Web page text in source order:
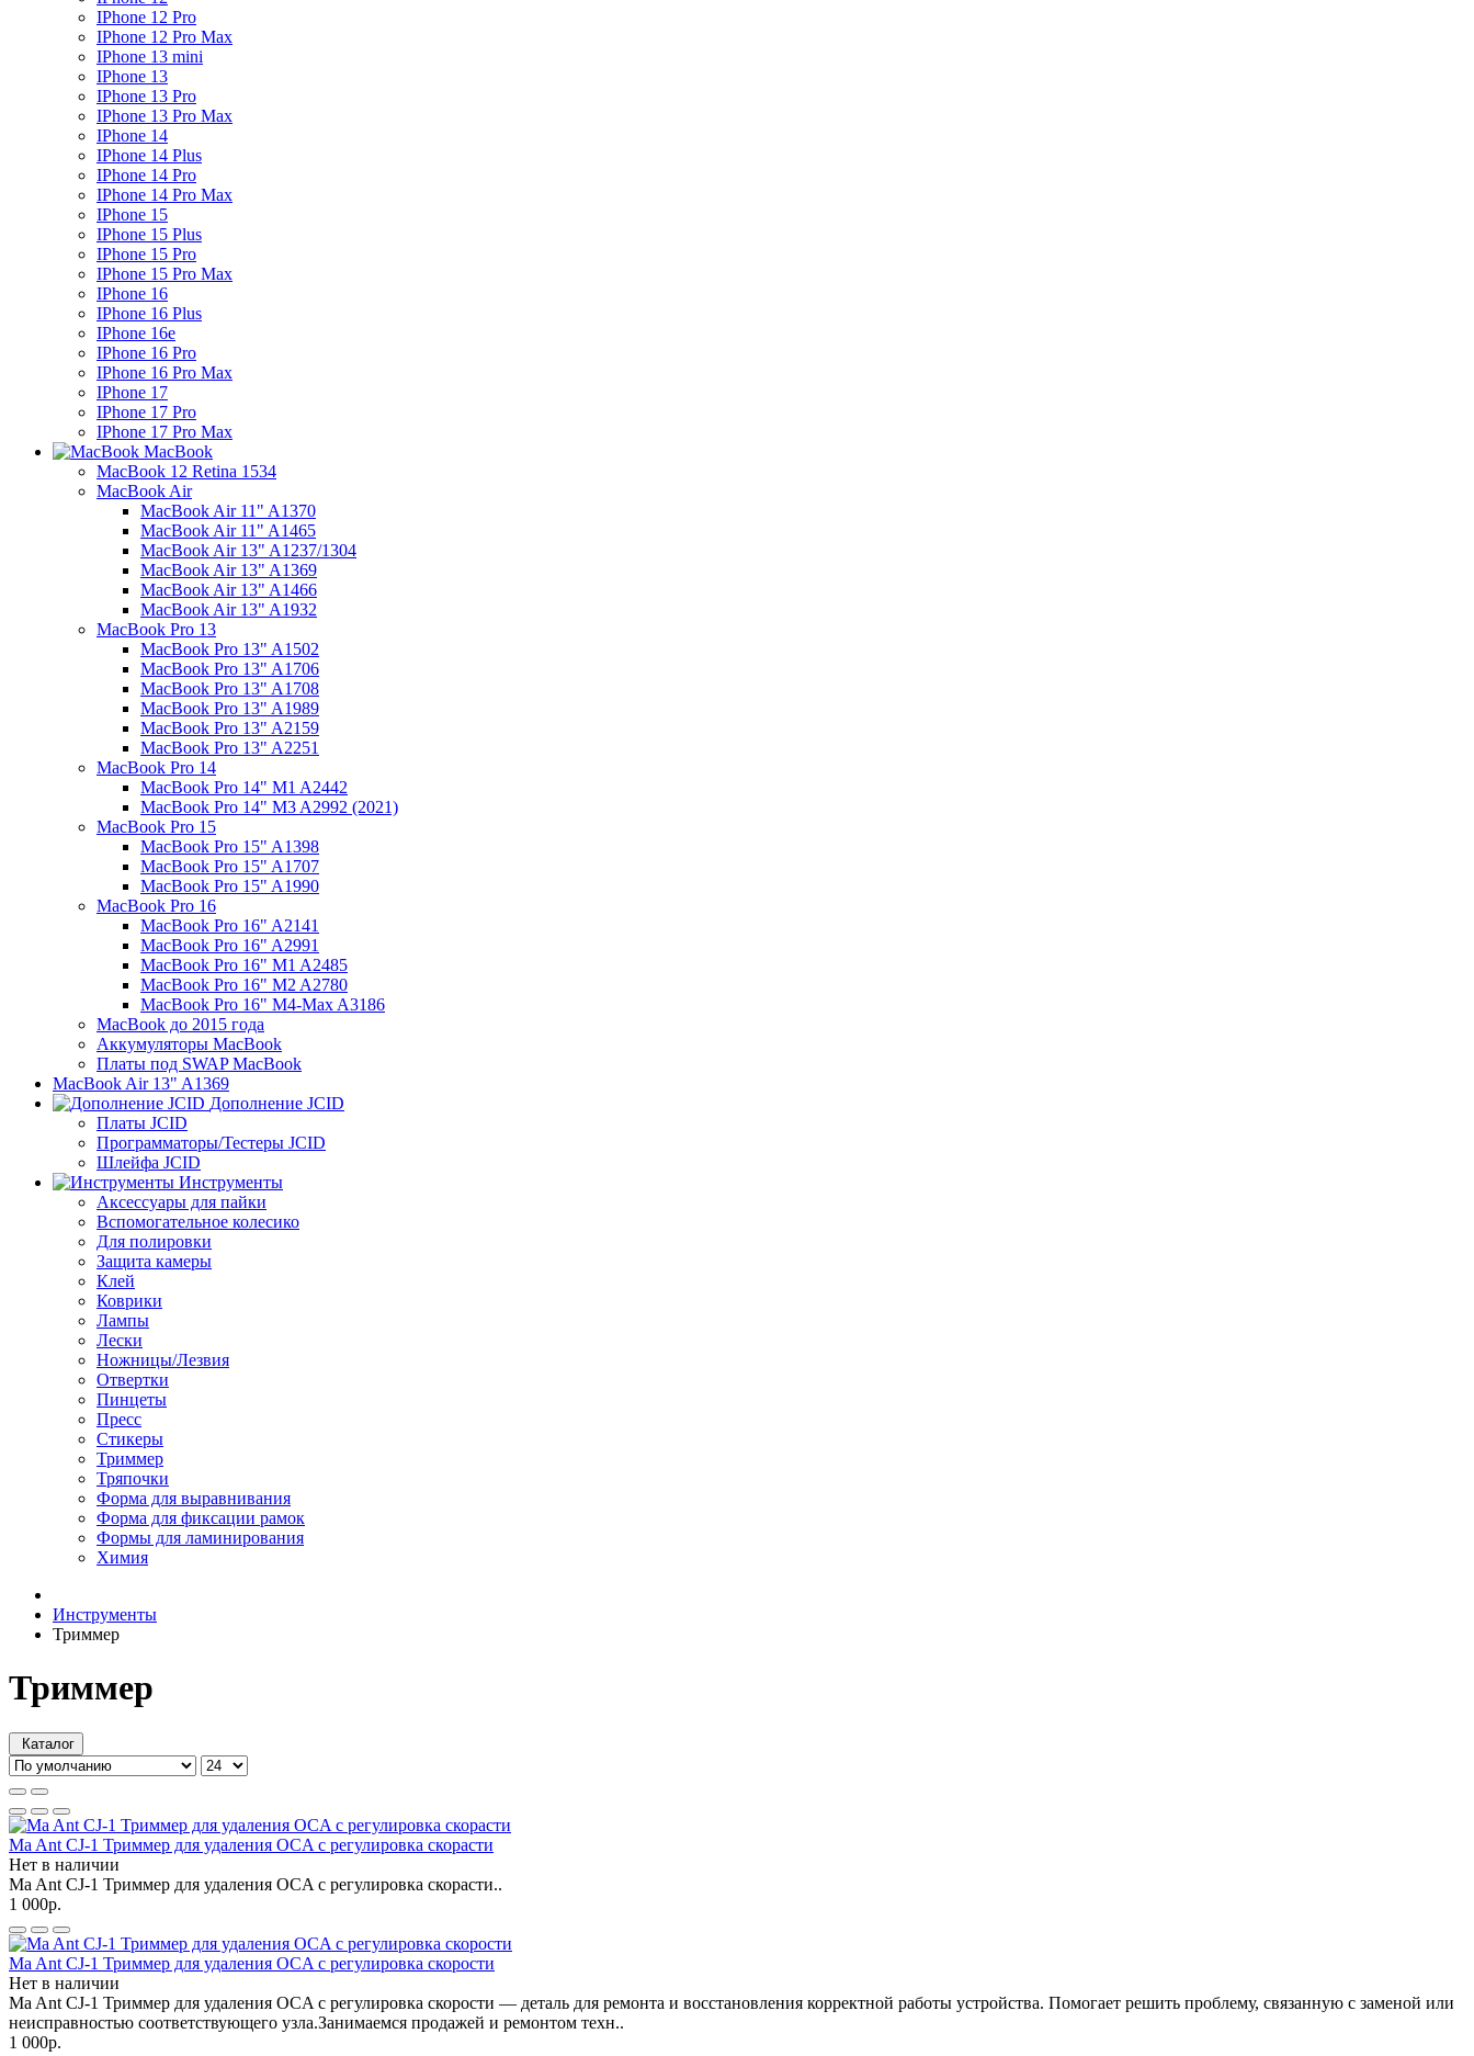
IPhone 12 Pro
IPhone 12 Pro Max
IPhone 13 mini
IPhone 13
IPhone 13 Pro
IPhone 13 Pro Max
IPhone 14
IPhone 14 Plus
IPhone 14 Pro
IPhone 14 Pro Max
IPhone 15
IPhone 15 Plus
IPhone 15 Pro
IPhone 15 Pro Max
IPhone 16
IPhone 16 Plus
IPhone 16e
IPhone 16 Pro
IPhone 16 Pro Max
IPhone 17
IPhone 17 Pro
IPhone 17 Pro Max
MacBook
MacBook 12 Retina 1534
MacBook Air
MacBook Air 11" A1370
MacBook Air 11" A1465
MacBook Air 13" A1237/1304
MacBook Air 13" A1369
MacBook Air 13" A1466
MacBook Air 13" A1932
MacBook Pro 13
MacBook Pro 13" A1502
MacBook Pro 13" A1706
MacBook Pro 13" A1708
MacBook Pro 13" A1989
MacBook Pro 13" A2159
MacBook Pro 13" A2251
MacBook Pro 14
MacBook Pro 14" M1 A2442
MacBook Pro 14" M3 A2992 (2021)
MacBook Pro 15
MacBook Pro 15" A1398
MacBook Pro 15" A1707
MacBook Pro 15" A1990
MacBook Pro 16
MacBook Pro 16" A2141
MacBook Pro 16" A2991
MacBook Pro 16" M1 A2485
MacBook Pro 16" M2 A2780
MacBook Pro 16" M4-Max A3186
MacBook до 2015 года
Аккумуляторы MacBook
Платы под SWAP MacBook
MacBook Air 13" A1369
Дополнение JCID
Платы JCID
Программаторы/Тестеры JCID
Шлейфа JCID
Инструменты
Аксессуары для пайки
Вспомогательное колесико
Для полировки
Защита камеры
Клей
Коврики
Лампы
Лески
Ножницы/Лезвия
Отвертки
Пинцеты
Пресс
Стикеры
Триммер
Тряпочки
Форма для выравнивания
Форма для фиксации рамок
Формы для ламинирования
Химия
Инструменты
Триммер
Триммер
Каталог
Ma Ant CJ-1 Триммер для удаления OCA с регулировка скорасти
Нет в наличии
Ma Ant CJ-1 Триммер для удаления OCA с регулировка скорасти..
1 000р.
Ma Ant CJ-1 Триммер для удаления OCA с регулировка скорости
Нет в наличии
Ma Ant CJ-1 Триммер для удаления OCA с регулировка скорости — деталь для ремонта и восстановления корректной работы устройства. Помогает решить проблему, связанную с заменой или
неисправностью соответствующего узла.Занимаемся продажей и ремонтом техн..
1 000р.